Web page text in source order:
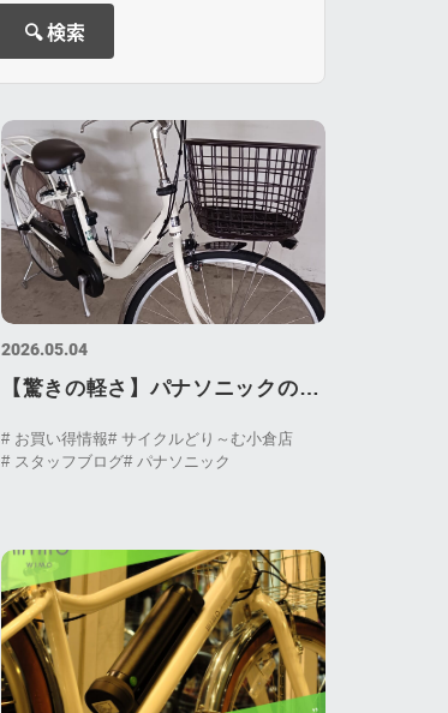
2026.05.04
【驚きの軽さ】パナソニックの軽
量電動車「ビビ・L」がセール
中！限定カラーも展示！
# お買い得情報# サイクルどり～む小倉店
# スタッフブログ# パナソニック